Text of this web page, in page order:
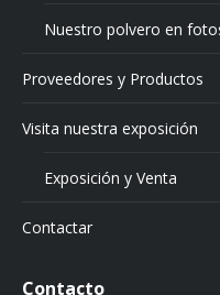
Nuestro polvero en
Proveedores y Productos
Visita nuestra exposición
Exposición y Venta
Contactar
Contacto